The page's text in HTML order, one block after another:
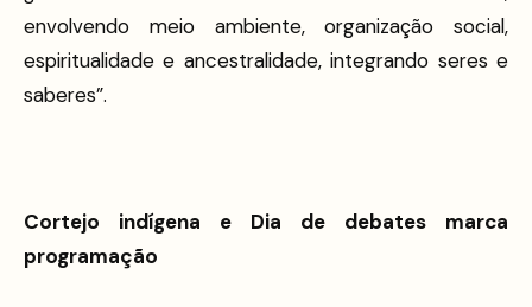
envolvendo meio ambiente, organização social,
espiritualidade e ancestralidade, integrando seres e
saberes”.
Cortejo indígena e Dia de debates marca
programação